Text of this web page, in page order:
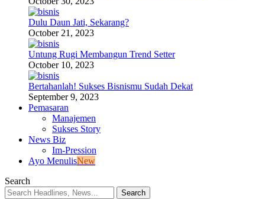
Dulu Daun Jati, Sekarang?
October 21, 2023
Untung Rugi Membangun Trend Setter
October 10, 2023
Bertahanlah! Sukses Bisnismu Sudah Dekat
September 9, 2023
Pemasaran
Manajemen
Sukses Story
News Biz
Im-Pression
Ayo MenulisNew
Search